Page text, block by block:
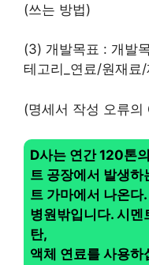
(쓰는 방법)
(3) 개발목표 : 개발
테고리_연료/원재료
(명세서 작성 오류의
D사는 연간 120톤
트 공장에서 발생하
트 가마에서 나온다.
병원밖입니다. 시멘
탄,
액체 연료를 사용하